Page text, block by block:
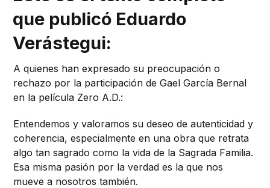
que publicó Eduardo
Verástegui:
A quienes han expresado su preocupación o
rechazo por la participación de Gael García Bernal
en la película Zero A.D.:
Entendemos y valoramos su deseo de autenticidad y
coherencia, especialmente en una obra que retrata
algo tan sagrado como la vida de la Sagrada Familia.
Esa misma pasión por la verdad es la que nos
mueve a nosotros también.